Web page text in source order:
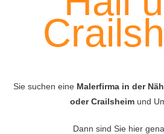
Sie suchen eine Malerfirma in der
oder Crailsheimund
Dann sind Sie hier